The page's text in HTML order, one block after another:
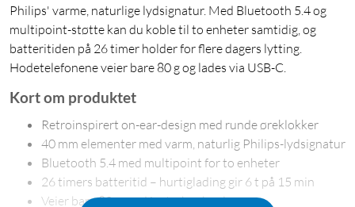
Philips' varme, naturlige lydsignatur. Med Bluetooth 5.4 og
multipoint-støtte kan du koble til to enheter samtidig, og
batteritiden på 26 timer holder for flere dagers lytting.
Hodetelefonene veier bare 80 g og lades via USB-C.
Kort om produktet
Retroinspirert on-ear-design med runde øreklokker
40 mm elementer med varm, naturlig Philips-lydsignatur
Bluetooth 5.4 med multipoint for to enheter
26 timers batteritid – hurtiglading gir 6 t på 15 min
Veier bare 80 g med justerbar bøyle